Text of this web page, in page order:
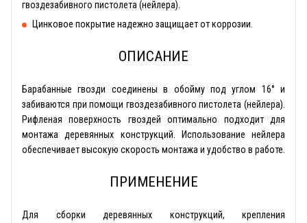
гвоздезабивного пистолета (нейлера).
Цинковое покрытие надежно защищает от коррозии.
ОПИСАНИЕ
Барабанные гвозди соединены в обойму под углом 16° и
забиваются при помощи гвоздезабивного пистолета (нейлера).
Рифленая поверхность гвоздей оптимально подходит для
монтажа деревянных конструкций. Использование нейлера
обеспечивает высокую скорость монтажа и удобство в работе.
ПРИМЕНЕНИЕ
Для сборки деревянных конструкций, крепления